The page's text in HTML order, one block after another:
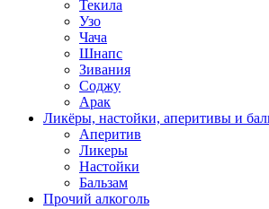
Текила
Узо
Чача
Шнапс
Зивания
Соджу
Арак
Ликёры, настойки, аперитивы и
Аперитив
Ликеры
Настойки
Бальзам
Прочий алкоголь